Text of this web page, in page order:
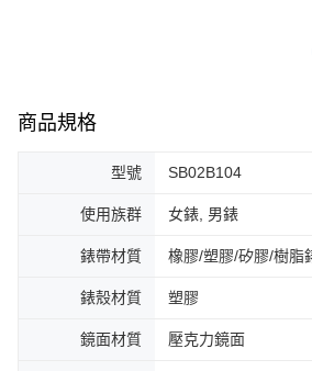
商品規格
型號 SB02B104
使用族群 女錶, 男錶
錶帶材質 橡膠/塑膠/矽膠/樹脂
錶殼材質 塑膠
鏡面材質 壓克力鏡面